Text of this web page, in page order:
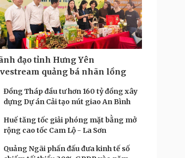
nghiệp
24h
Công nghệ
Sành điệu
Tin Công nghệ
Trải nghiệm
Chuyển đổi số
Podcast
Câu chuyện thời sự
Đọc truyện đêm khuya
Cửa sổ tình yêu
Hạt giống tâm hồn
đạo tỉnh Hưng Yên
quảng bá nhãn lồng
Đồng Tháp đầu tư hơn 160 tỷ đồng xây
dựng Dự án Cải tạo nút giao An Bình
Huế tăng tốc giải phóng mặt bằng mở
rộng cao tốc Cam Lộ - La Sơn
Quảng Ngãi phấn đấu đưa kinh tế số